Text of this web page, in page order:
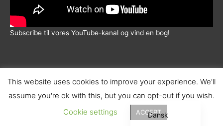
Subscribe til vores YouTube-kanal og vind en bog!
© 2026 |Wadskjær Forlag| info@wadskjaerforlag.dk |
Handelsbetingelser |Fortrolighedspolitik
This website uses cookies to improve your experience. We'll
assume you're ok with this, but you can opt-out if you wish.
Cookie settings
ACCEPT
Dansk
English (UK)